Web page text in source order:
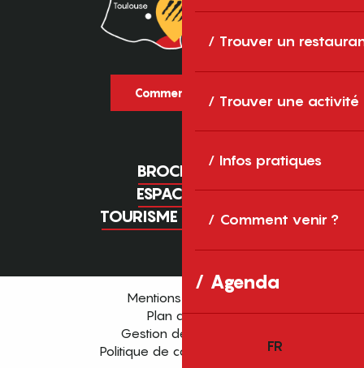
Trouver un
Trouver une activité
Infos pratiques
Comment venir ?
Agenda
FR
Comment venir ?
BROCHURES
ESPACE PRO
TOURISME D'AFFAIRES
Mentions légales
Plan du site
Gestion des cookies
Politique de confidentialité